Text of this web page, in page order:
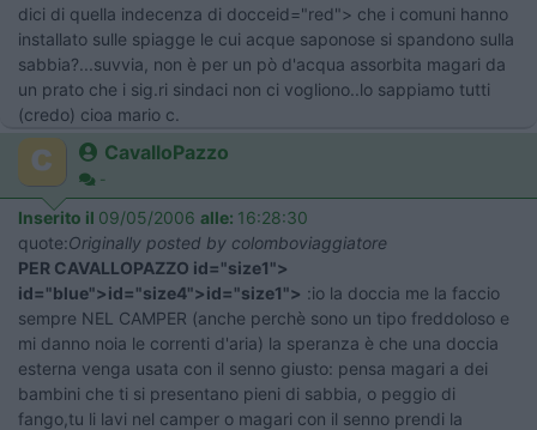
dici di quella indecenza di docceid="red"> che i comuni hanno
installato sulle spiagge le cui acque saponose si spandono sulla
sabbia?...suvvia, non è per un pò d'acqua assorbita magari da
un prato che i sig.ri sindaci non ci vogliono..lo sappiamo tutti
(credo) cioa mario c.
CavalloPazzo
-
Inserito il 09/05/2006 alle: 16:28:30
quote:Originally posted by colomboviaggiatore
PER CAVALLOPAZZO id="size1">
id="blue">id="size4">id="size1"> :io la doccia me la faccio
sempre NEL CAMPER (anche perchè sono un tipo freddoloso e
mi danno noia le correnti d'aria) la speranza è che una doccia
esterna venga usata con il senno giusto: pensa magari a dei
bambini che ti si presentano pieni di sabbia, o peggio di
fango,tu li lavi nel camper o magari con il senno prendi la